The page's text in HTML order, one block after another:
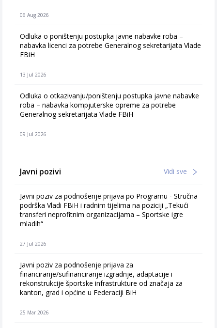
06 Aug 2026
Odluka o poništenju postupka javne nabavke roba –
nabavka licenci za potrebe Generalnog sekretarijata Vlade
FBiH
13 Jul 2026
Odluka o otkazivanju/poništenju postupka javne nabavke
roba – nabavka kompjuterske opreme za potrebe
Generalnog sekretarijata Vlade FBiH
09 Jul 2026
Javni pozivi Vidi sve
Javni poziv za podnošenje prijava po Programu - Stručna
podrška Vladi FBiH i radnim tijelima na poziciji „Tekući
transferi neprofitnim organizacijama – Sportske igre
mladih“
27 Jul 2026
Javni poziv za podnošenje prijava za
financiranje/sufinanciranje izgradnje, adaptacije i
rekonstrukcije športske infrastrukture od značaja za
kanton, grad i općine u Federaciji BiH
25 Mar 2026